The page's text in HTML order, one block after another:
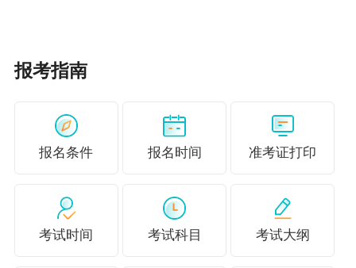
报考指南
报名条件 报名时间 准考证打印
考试时间 考试科目 考试大纲